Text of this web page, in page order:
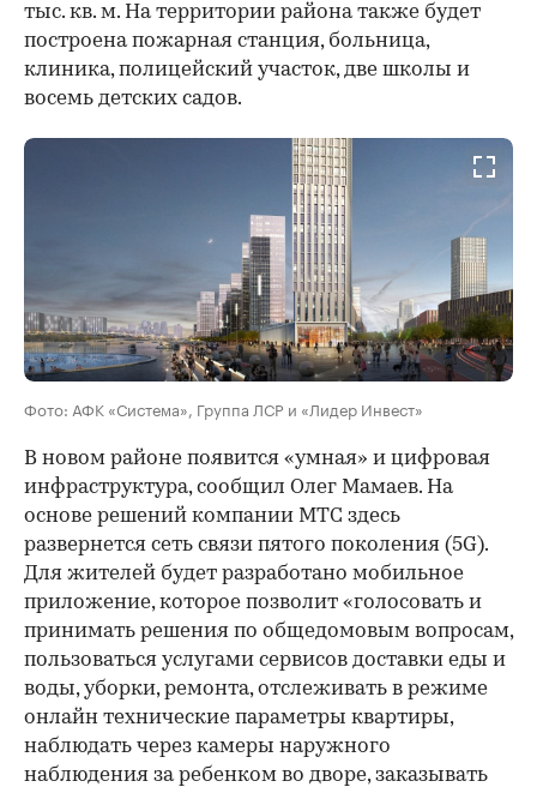
тыс. кв. м. На территории района также будет
построена пожарная станция, больница,
клиника, полицейский участок, две школы и
восемь детских садов.
Фото: АФК «Система», Группа ЛСР и «Лидер Инвест»
В новом районе появится «умная» и цифровая
инфраструктура, сообщил Олег Мамаев. На
основе решений компании МТС здесь
развернется сеть связи пятого поколения (5G).
Для жителей будет разработано мобильное
приложение, которое позволит «голосовать и
принимать решения по общедомовым вопросам,
пользоваться услугами сервисов доставки еды и
воды, уборки, ремонта, отслеживать в режиме
онлайн технические параметры квартиры,
наблюдать через камеры наружного
наблюдения за ребенком во дворе, заказывать